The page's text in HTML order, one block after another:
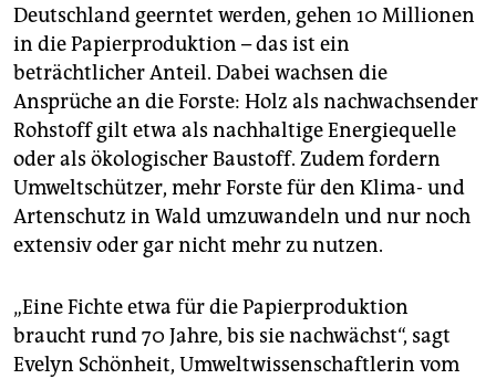
Deutschland geerntet werden, gehen 10 Millionen
in die Papierproduktion – das ist ein
beträchtlicher Anteil. Dabei wachsen die
Ansprüche an die Forste: Holz als nachwachsender
Rohstoff gilt etwa als nachhaltige Energiequelle
oder als ökologischer Baustoff. Zudem fordern
Umweltschützer, mehr Forste für den Klima- und
Artenschutz in Wald umzuwandeln und nur noch
extensiv oder gar nicht mehr zu nutzen.
„Eine Fichte etwa für die Papierproduktion
braucht rund 70 Jahre, bis sie nachwächst“, sagt
Evelyn Schönheit, Umweltwissenschaftlerin vom